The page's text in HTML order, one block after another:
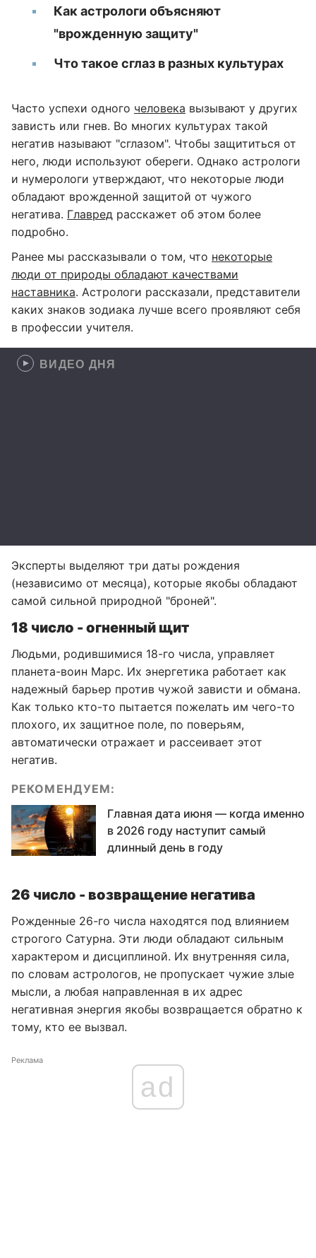
Как астрологи объясняют
"врожденную защиту"
Что такое сглаз в разных культурах
Часто успехи одного человека вызывают у других
зависть или гнев. Во многих культурах такой
негатив называют "сглазом". Чтобы защититься от
него, люди используют обереги. Однако астрологи
и нумерологи утверждают, что некоторые люди
обладают врожденной защитой от чужого
негатива. Главред расскажет об этом более
подробно.
Ранее мы рассказывали о том, что некоторые
люди от природы обладают качествами
наставника. Астрологи рассказали, представители
каких знаков зодиака лучше всего проявляют себя
в профессии учителя.
ВИДЕО ДНЯ
Эксперты выделяют три даты рождения
(независимо от месяца), которые якобы обладают
самой сильной природной "броней".
18 число - огненный щит
Людьми, родившимися 18-го числа, управляет
планета-воин Марс. Их энергетика работает как
надежный барьер против чужой зависти и обмана.
Как только кто-то пытается пожелать им чего-то
плохого, их защитное поле, по поверьям,
автоматически отражает и рассеивает этот
негатив.
РЕКОМЕНДУЕМ:
Главная дата июня — когда именно
в 2026 году наступит самый
длинный день в году
26 число - возвращение негатива
Рожденные 26-го числа находятся под влиянием
строгого Сатурна. Эти люди обладают сильным
характером и дисциплиной. Их внутренняя сила,
по словам астрологов, не пропускает чужие злые
мысли, а любая направленная в их адрес
негативная энергия якобы возвращается обратно к
тому, кто ее вызвал.
Реклама
ad